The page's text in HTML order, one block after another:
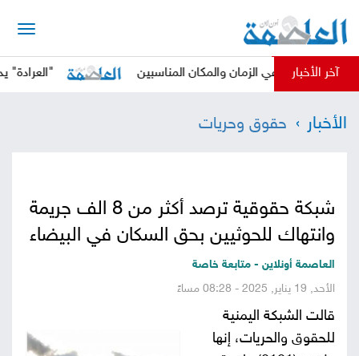
الرئيسية
وتحليلات
حقوق
فيديوهات
آخر الأخبار
في الزمان والمكان المناسبين "العرادة" يدعو
الأخبار حقوق وحريات
شبكة حقوقية ترصد أكثر من 8 الف جريمة
وانتهاك للحوثيين بحق السكان في البيضاء
العاصمة أونلاين - متابعة خاصة
الأحد, 19 يناير, 2025 - 08:28 مساءً
قالت الشبكة اليمنية
للحقوق والحريات، إنها